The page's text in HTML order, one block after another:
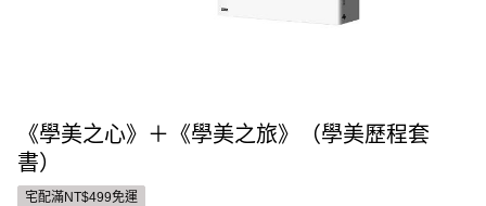
《學美之心》＋《學美之旅》（學美歷程套
書）
宅配滿NT$499免運